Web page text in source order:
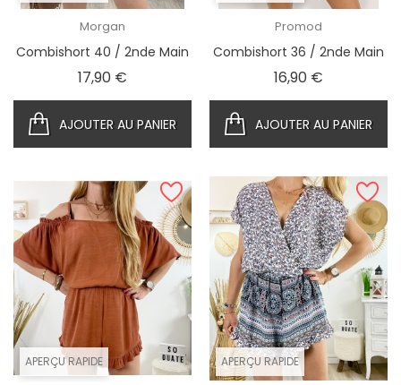
Morgan
Combishort 40 / 2nde Main
17,90 €
AJOUTER AU PANIER
Promod
Combishort 36 / 2nde Main
16,90 €
AJOUTER AU PANIER
APERÇU RAPIDE APERÇU RAPIDE